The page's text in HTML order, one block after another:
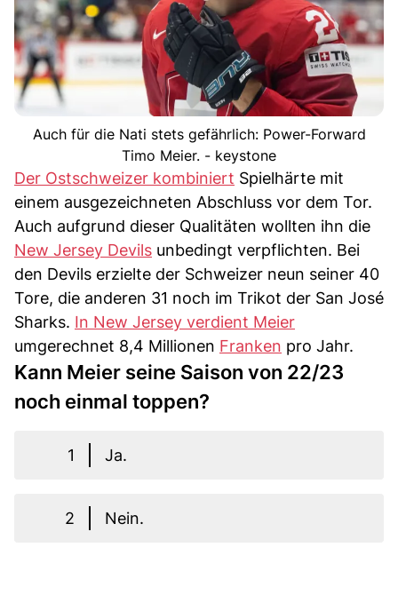
Auch für die Nati stets gefährlich: Power-Forward
Timo Meier. - keystone
Der Ostschweizer kombiniert Spielhärte mit
einem ausgezeichneten Abschluss vor dem Tor.
Auch aufgrund dieser Qualitäten wollten ihn die
New Jersey Devils unbedingt verpflichten. Bei
den Devils erzielte der Schweizer neun seiner 40
Tore, die anderen 31 noch im Trikot der San José
Sharks. In New Jersey verdient Meier
umgerechnet 8,4 Millionen Franken pro Jahr.
Kann Meier seine Saison von 22/23
noch einmal toppen?
1 Ja.
2 Nein.